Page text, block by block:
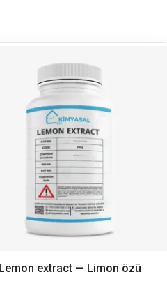
Lemon extract — Limon özü